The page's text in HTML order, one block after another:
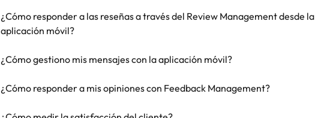
¿Cómo responder a las reseñas a través del Review Management desde la
aplicación móvil?
¿Cómo gestiono mis mensajes con la aplicación móvil?
¿Cómo responder a mis opiniones con Feedback Management?